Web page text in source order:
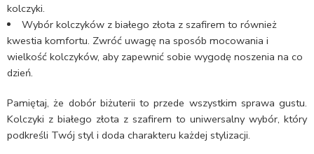
kolczyki.
Wybór kolczyków z białego złota z szafirem to również
kwestia komfortu. Zwróć uwagę na sposób mocowania i
wielkość kolczyków, aby zapewnić sobie wygodę noszenia na co
dzień.
Pamiętaj, że dobór biżuterii to przede wszystkim sprawa gustu.
Kolczyki z białego złota z szafirem to uniwersalny wybór, który
podkreśli Twój styl i doda charakteru każdej stylizacji.